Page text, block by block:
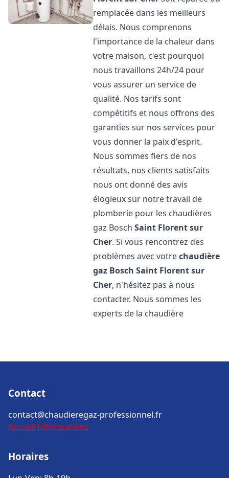
remplacée dans les meilleurs
délais. Nous comprenons
l'importance de la chaleur dans
votre maison, c'est pourquoi
nous travaillons 24h/24 pour
vous assurer un service de
qualité. Nos tarifs sont
compétitifs et nous offrons des
garanties sur nos services pour
vous donner la paix d'esprit.
Nous sommes fiers de nos
résultats, nos clients satisfaits
nous ont donné des avis
élogieux sur notre travail de
plomberie pour les chaudières
gaz BoschSaint Florent sur
Cher. Si vous rencontrez des
problèmes avec votrechaudière
gaz Bosch Saint Florent sur
Cher, n'hésitez pas à nous
contacter. Nous sommes les
experts de la chaudière
Contact
contact@chaudieregaz-professionnel.fr
Accueil Informations
Horaires